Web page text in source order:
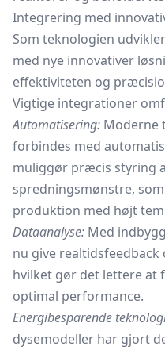
Integrering med
Som teknologien
med nye innovativer
effektiviteten og
Vigtige integrationer
Automatisering: Moderne
forbindes med
muliggør præcis styring
spredningsmønstre,
produktion med højt
Dataanalyse: Med
nu give
hvilket gør det lettere at
optimal performance.
Energibesparende
dysemodeller har gjort